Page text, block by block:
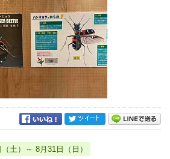
土）～ 8月31日（日）